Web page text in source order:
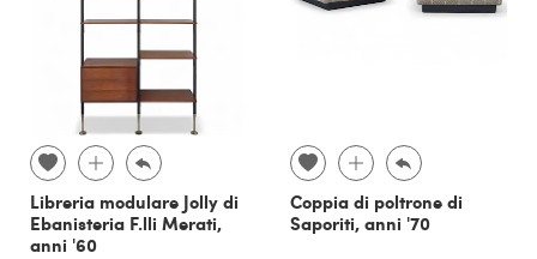
Libreria modulare Jolly di
Ebanisteria F.lli Merati,
anni '60
Coppia di poltrone di
Saporiti, anni '70